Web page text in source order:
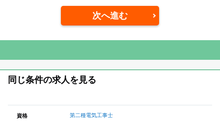
次へ進む
同じ条件の求人を見る
資格 第二種電気工事士